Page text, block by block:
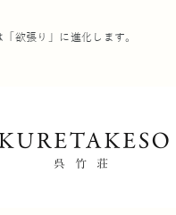
欲張り」に進化します。